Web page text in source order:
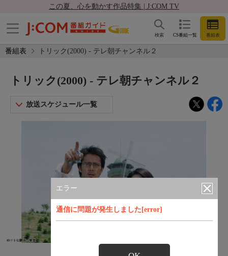
この夏、心を動かす作品特集 | J:COM TV
CS番組一覧 番組表
検索
番組表 トリック(2000) - テレ朝チャンネル２
エラー
通信に問題が発生しました[error]
トリック(2000) - テレ朝チャンネル２
放送スケジュール一覧